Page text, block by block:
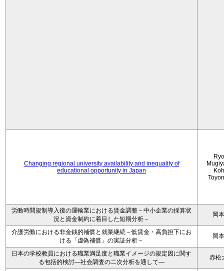
Changing regional university availability and inequality of
educational opportunity in Japan
労働時間規制導入後の運輸業における賃金調整－中小企業の採算状
況と資金制約に着目した短期分析－
岡
介護労働における非金銭的補償と就業継続－低賃金・高負担下にお
ける「虚偽補償」の実証分析－
岡
日本の学校教員における職業満足度と職業イメージの規定因に関す
る包括的検討―社会調査の二次分析を通して―
赤松